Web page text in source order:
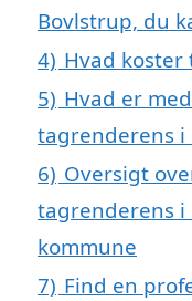
Bovlstrup, du
4) Hvad koster
5) Hvad er
tagrenderens i
6) Oversigt
tagrenderens i
kommune
7) Find en